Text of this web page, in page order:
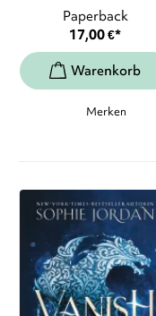
Paperback
17,00€*
Merken